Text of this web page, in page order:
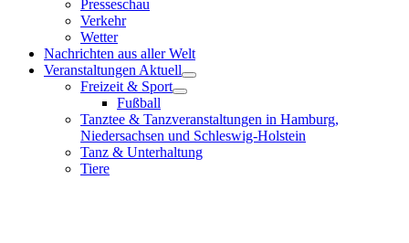
Presseschau
Verkehr
Wetter
Nachrichten aus aller Welt
Veranstaltungen Aktuell
Freizeit & Sport
Fußball
Tanztee & Tanzveranstaltungen in Hamburg,
Niedersachsen und Schleswig-Holstein
Tanz & Unterhaltung
Tiere